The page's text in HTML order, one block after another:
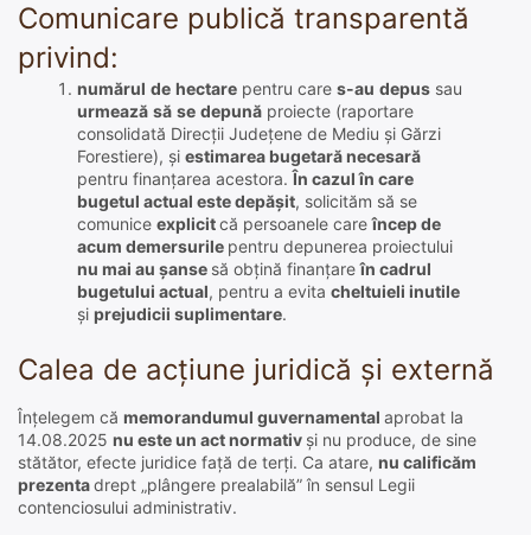
Comunicare publică transparentă
privind:
numărul de hectarepentru care s-au depussau
urmează să se depunăproiecte (raportare
consolidată Direcții Județene de Mediu și Gărzi
Forestiere), și estimarea bugetară necesară
pentru finanțarea acestora.În cazul în care
bugetul actual este depășit, solicităm să se
comunice explicitcă persoanele careîncep de
acum demersurile pentru depunerea proiectului
nu mai au șanse să obțină finanțareîn cadrul
bugetului actual, pentru a evita cheltuieli inutile
și prejudicii suplimentare.
Calea de acțiune juridică și externă
Înțelegem că memorandumul guvernamental aprobat la
14.08.2025 nu este un act normativ și nu produce, de sine
stătător, efecte juridice față de terți. Ca atare, nu calificăm
prezentadrept „plângere prealabilă” în sensul Legii
contenciosului administrativ.